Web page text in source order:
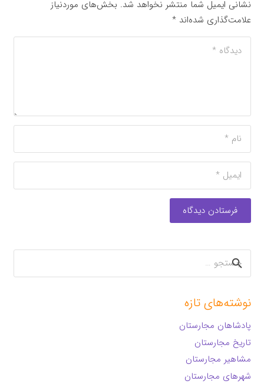
نشانی ایمیل شما منتشر نخواهد شد. بخش‌های موردنیاز
علامت‌گذاری شده‌اند*
فرستادن دیدگاه
جستجو
برای:
نوشته‌های تازه
پادشاهان مجارستان
تاریخ مجارستان
مشاهیر مجارستان
شهرهای مجارستان